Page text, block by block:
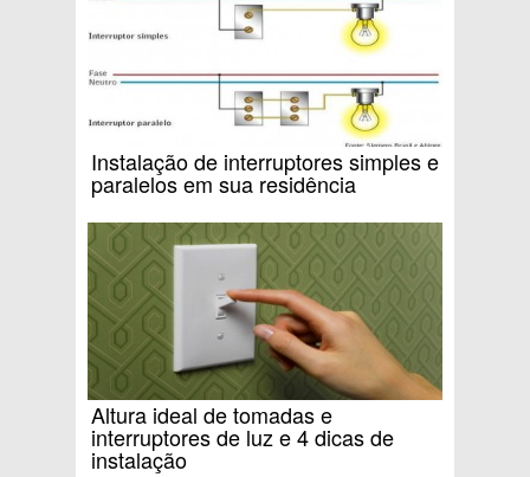
Instalação de interruptores simples e
paralelos em sua residência
Altura ideal de tomadas e
interruptores de luz e 4 dicas de
instalação